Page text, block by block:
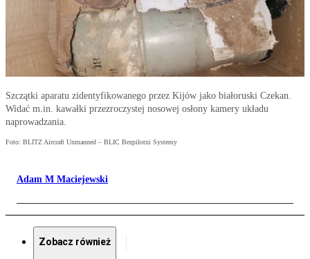
Szczątki aparatu zidentyfikowanego przez Kijów jako białoruski Czekan.
Widać m.in. kawałki przezroczystej nosowej osłony kamery układu
naprowadzania.
Foto: BLITZ Aircraft Unmanned – BLIC Bezpiłotni Systemy
Adam M Maciejewski
Zobacz również